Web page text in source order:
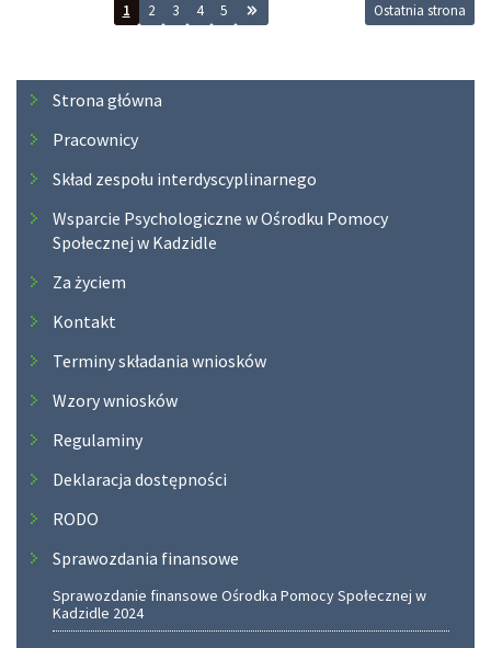
1
2 3 4 5 Ostatnia strona
MenuStrona główna
Pracownicy
Skład zespołu interdyscyplinarnego
Wsparcie Psychologiczne w Ośrodku Pomocy
Społecznej w Kadzidle
Za życiem
Kontakt
Terminy składania wniosków
Wzory wniosków
Regulaminy
Deklaracja dostępności
RODO
Sprawozdania finansowe
Sprawozdanie finansowe Ośrodka Pomocy Społecznej w
Kadzidle 2024